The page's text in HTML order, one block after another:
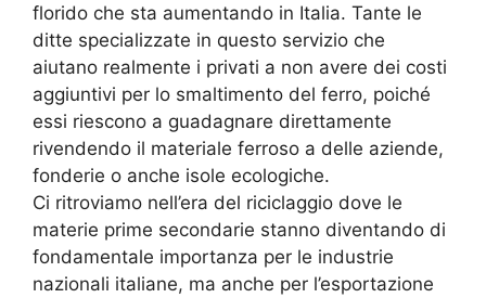
florido che sta aumentando in Italia. Tante le
ditte specializzate in questo servizio che
aiutano realmente i privati a non avere dei costi
aggiuntivi per lo smaltimento del ferro, poiché
essi riescono a guadagnare direttamente
rivendendo il materiale ferroso a delle aziende,
fonderie o anche isole ecologiche.
Ci ritroviamo nell’era del riciclaggio dove le
materie prime secondarie stanno diventando di
fondamentale importanza per le industrie
nazionali italiane, ma anche per l’esportazione